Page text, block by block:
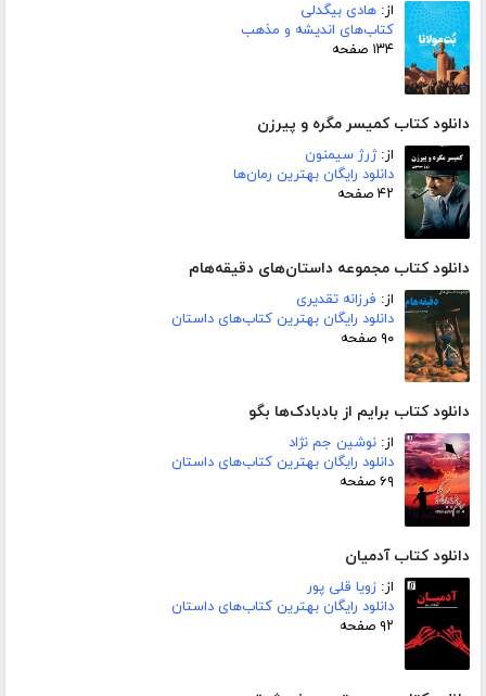
از: هادی بیگدلی
کتاب‌های اندیشه و مذهب
۱۳۴ صفحه
دانلود کتاب کمیسر مگره و پیرزن
از:ژرژ سیمنون
دانلود رایگان بهترین رمان‌ها
۴۲ صفحه
دانلود کتاب مجموعه داستان‌های دقیقه‌هام
از: فرزانه تقدیری
دانلود رایگان بهترین کتاب‌های داستان
۹۰ صفحه
دانلود کتاب برایم از بادبادک‌ها بگو
از: نوشین جم نژاد
دانلود رایگان بهترین کتاب‌های داستان
۶۹ صفحه
دانلود کتاب آدمیان
از: زویا قلی پور
دانلود رایگان بهترین کتاب‌های داستان
۹۲ صفحه